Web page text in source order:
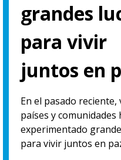
grandes
para vivir
juntos en
En el pasado reciente,
países y comunidades
experimentado
para vivir juntos en